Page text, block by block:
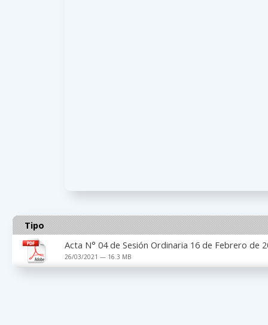
Tipo
Acta N° 04 de Sesión Ordinaria 16 de Febrero de
26/03/2021 — 16.3 MB